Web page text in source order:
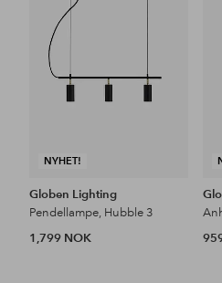
NYHET!
Globen Lighting
Pendellampe, Hubble 3
1,799 NOK